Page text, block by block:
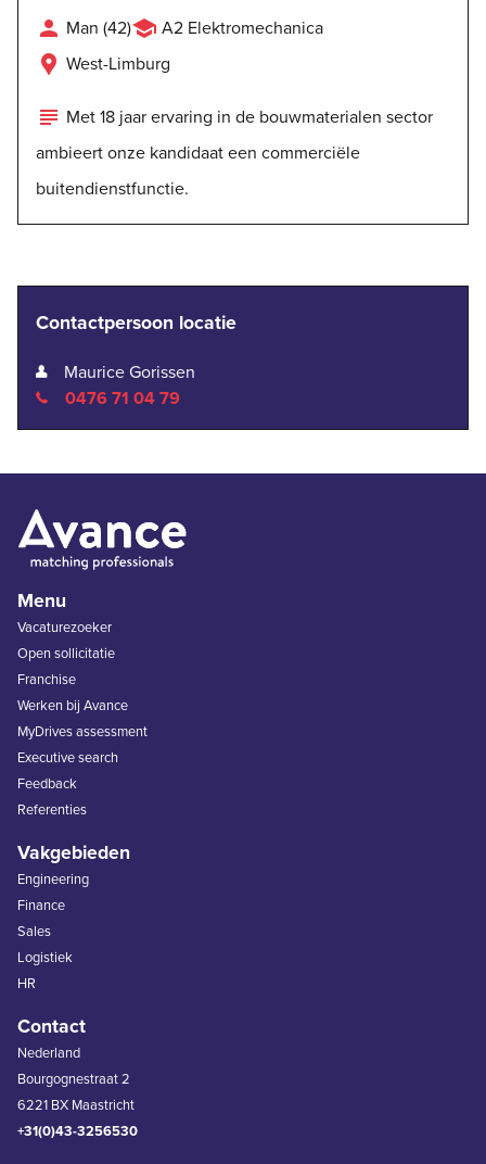
 Man (42) A2 Elektromechanica
 West-Limburg
 Met 18 jaar ervaring in de bouwmaterialen sector
ambieert onze kandidaat een commerciële
buitendienstfunctie.
Contactpersoon locatie
Maurice Gorissen
0476 71 04 79
Menu
Vacaturezoeker
Open sollicitatie
Franchise
Werken bij Avance
MyDrives assessment
Executive search
Feedback
Referenties
Vakgebieden
Engineering
Finance
Sales
Logistiek
HR
Contact
Nederland
Bourgognestraat 2
6221 BX Maastricht
+31(0)43-3256530